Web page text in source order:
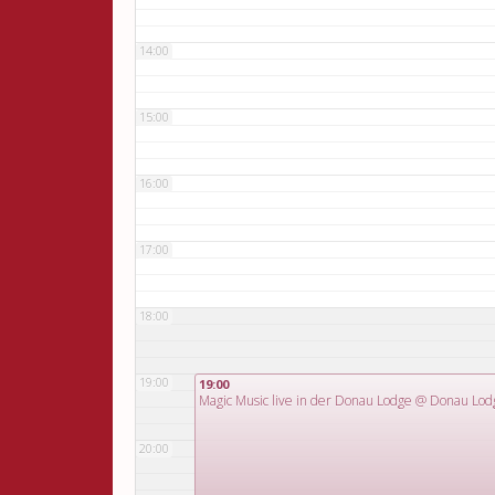
14:00
15:00
16:00
17:00
18:00
19:00
20:00
19:00
Magic Music live in der Donau Lodge @ Donau